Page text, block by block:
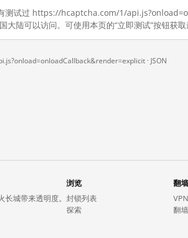
测试过 https://hcaptcha.com/1/
大陆可以访问。可使用本页的“立即测试”按钮获取
· JSON
城带来透明度。
浏览
封锁列表
探索
翻
翻